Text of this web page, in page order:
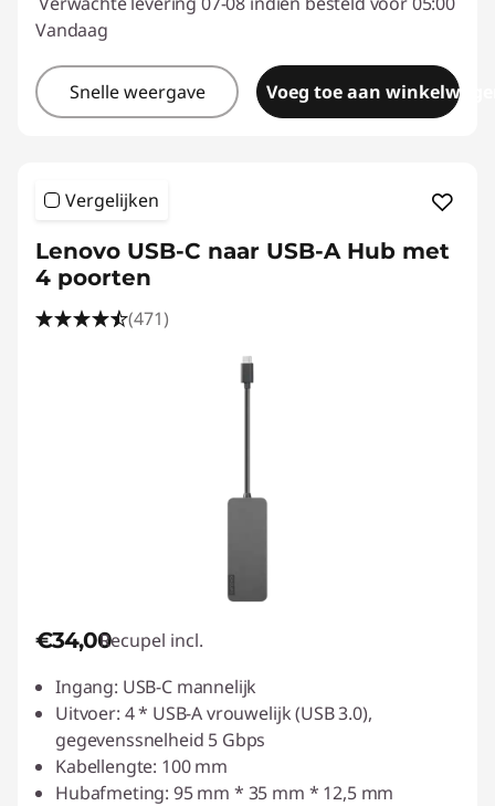
Vandaag
Snelle weergave Voeg toe aan
Vergelijken
Lenovo USB-C naar USB-A Hub met
4 poorten
(471)
€34,00Recupel incl.
Ingang: USB-C mannelijk
Uitvoer: 4 * USB-A vrouwelijk (USB 3.0),
gegevenssnelheid 5 Gbps
Kabellengte: 100 mm
Hubafmeting: 95 mm * 35 mm * 12,5 mm